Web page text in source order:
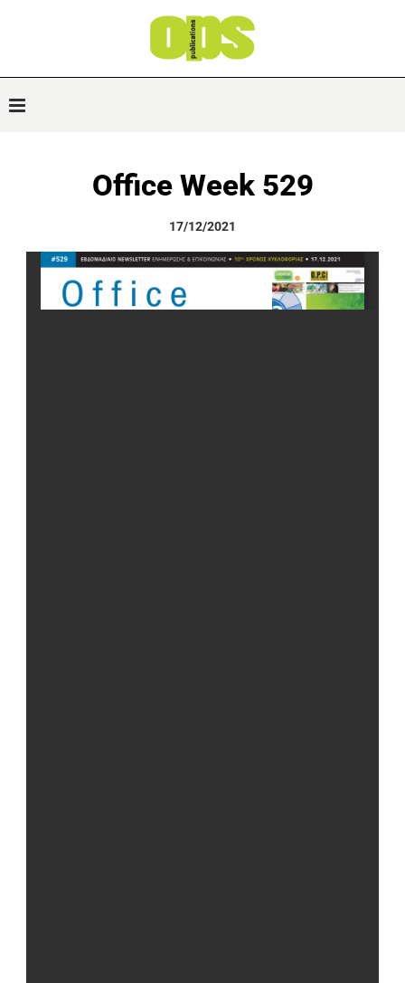
Office Week 529
17/12/2021